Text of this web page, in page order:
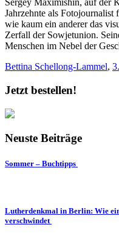
Sergey Maximishin, auf der
Jahrzehnte als
wie kaum ein anderer das
Zerfall der Sowjetunion.
Menschen im Nebel der
Bettina Schellong-Lammel,
Jetzt bestellen!
Neuste Beiträge
Sommer – Buchtipps
Lutherdenkmal in Berlin: Wie
verschwindet